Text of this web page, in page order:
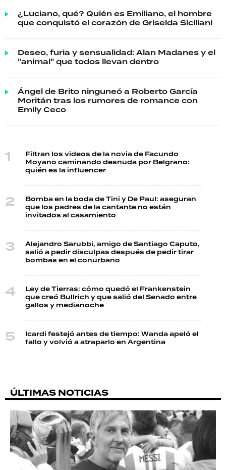
¿Luciano, qué? Quién es Emiliano, el hombre
que conquistó el corazón de Griselda Siciliani
Deseo, furia y sensualidad: Alan Madanes y el
"animal" que todos llevan dentro
Ángel de Brito ninguneó a Roberto García
Moritán tras los rumores de romance con
Emily Ceco
Filtran los videos de la novia de Facundo
Moyano caminando desnuda por Belgrano:
quién es la influencer
Bomba en la boda de Tini y De Paul: aseguran
que los padres de la cantante no están
invitados al casamiento
Alejandro Sarubbi, amigo de Santiago Caputo,
salió a pedir disculpas después de pedir tirar
bombas en el conurbano
Ley de Tierras: cómo quedó el Frankenstein
que creó Bullrich y que salió del Senado entre
gallos y medianoche
Icardi festejó antes de tiempo: Wanda apeló el
fallo y volvió a atraparlo en Argentina
ÚLTIMAS NOTICIAS